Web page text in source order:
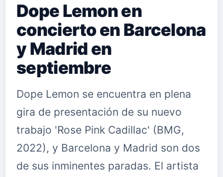
Dope Lemon en
concierto en Barcelona
y Madrid en
septiembre
Dope Lemon se encuentra en plena
gira de presentación de su nuevo
trabajo 'Rose Pink Cadillac' (BMG,
2022), y Barcelona y Madrid son dos
de sus inminentes paradas. El artista